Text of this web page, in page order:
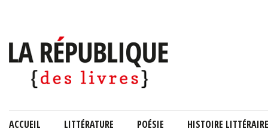
ACCUEIL LITTÉRATURE POÉSIE HISTOIRE LITTÉRAIRE